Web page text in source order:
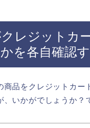
レジットカ
を各自確認す
品をクレジットカー
いかがでしょうか？